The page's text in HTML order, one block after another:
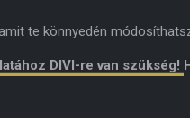
te könnyedén
DIVI-re van szükség!